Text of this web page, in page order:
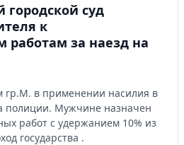
городской суд
к
работам за наезд на
гр.М. в применении насилия в
полиции. Мужчине назначен
работ с удержанием 10% из
государства .